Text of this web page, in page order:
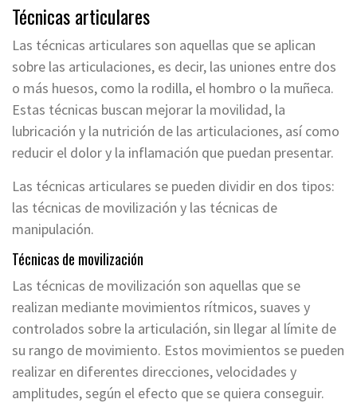
Técnicas articulares
Las técnicas articulares son aquellas que se aplican
sobre las articulaciones, es decir, las uniones entre dos
o más huesos, como la rodilla, el hombro o la muñeca.
Estas técnicas buscan mejorar la movilidad, la
lubricación y la nutrición de las articulaciones, así como
reducir el dolor y la inflamación que puedan presentar.
Las técnicas articulares se pueden dividir en dos tipos:
las técnicas de movilización y las técnicas de
manipulación.
Técnicas de movilización
Las técnicas de movilización son aquellas que se
realizan mediante movimientos rítmicos, suaves y
controlados sobre la articulación, sin llegar al límite de
su rango de movimiento. Estos movimientos se pueden
realizar en diferentes direcciones, velocidades y
amplitudes, según el efecto que se quiera conseguir.